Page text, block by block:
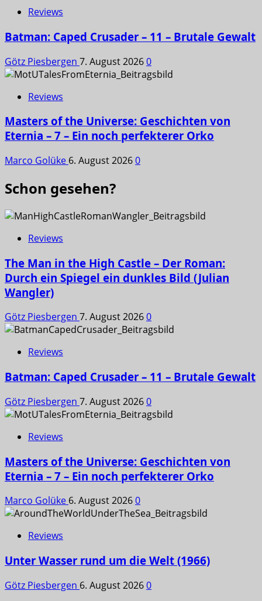
Reviews
Batman: Caped Crusader – 11 – Brutale Gewalt
Götz Piesbergen 7. August 20260
Reviews
Masters of the Universe: Geschichten von
Eternia – 7 – Ein noch perfekterer Orko
Marco Golüke 6. August 20260
Schon gesehen?
Reviews
The Man in the High Castle – Der Roman:
Durch ein Spiegel ein dunkles Bild (Julian
Wangler)
Götz Piesbergen 7. August 20260
Reviews
Batman: Caped Crusader – 11 – Brutale Gewalt
Götz Piesbergen 7. August 20260
Reviews
Masters of the Universe: Geschichten von
Eternia – 7 – Ein noch perfekterer Orko
Marco Golüke 6. August 20260
Reviews
Unter Wasser rund um die Welt (1966)
Götz Piesbergen 6. August 20260